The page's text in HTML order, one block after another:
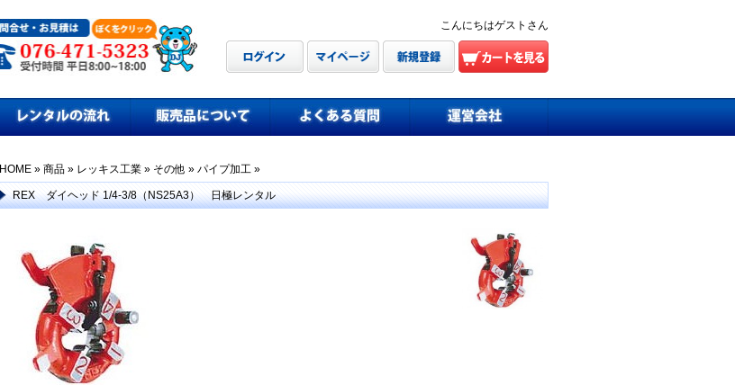
こんにちはゲストさん
HOME » 商品 » レッキス工業 » その他 » パイプ加工 »
REX ダイヘッド 1/4-3/8（NS25A3） 日極レンタル